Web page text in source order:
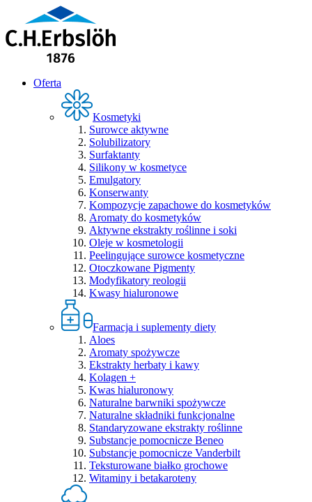
Oferta
Kosmetyki
Surowce aktywne
Solubilizatory
Surfaktanty
Silikony w kosmetyce
Emulgatory
Konserwanty
Kompozycje zapachowe do kosmetyków
Aromaty do kosmetyków
Aktywne ekstrakty roślinne i soki
Oleje w kosmetologii
Peelingujące surowce kosmetyczne
Otoczkowane Pigmenty
Modyfikatory reologii
Kwasy hialuronowe
Farmacja i suplementy diety
Aloes
Aromaty spożywcze
Ekstrakty herbaty i kawy
Kolagen +
Kwas hialuronowy
Naturalne barwniki spożywcze
Naturalne składniki funkcjonalne
Standaryzowane ekstrakty roślinne
Substancje pomocnicze Beneo
Substancje pomocnicze Vanderbilt
Teksturowane białko grochowe
Witaminy i betakaroteny